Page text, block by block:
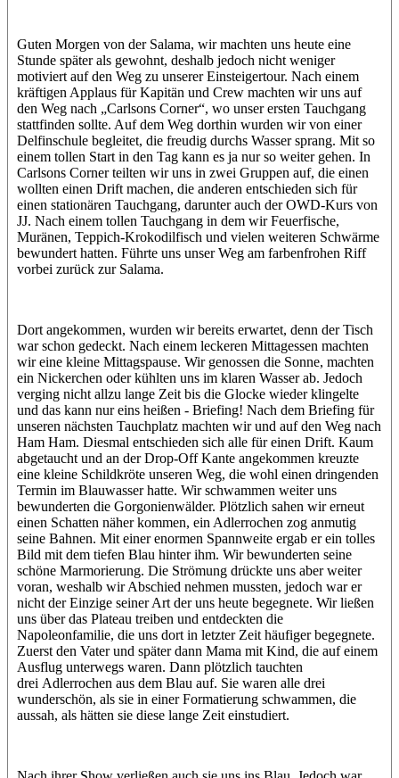
Guten Morgen von der Salama, wir machten uns heute eine
Stunde später als gewohnt, deshalb jedoch nicht weniger
motiviert auf den Weg zu unserer Einsteigertour. Nach einem
kräftigen Applaus für Kapitän und Crew machten wir uns auf
den Weg nach „Carlsons Corner“, wo unser ersten Tauchgang
stattfinden sollte. Auf dem Weg dorthin wurden wir von einer
Delfinschule begleitet, die freudig durchs Wasser sprang. Mit so
einem tollen Start in den Tag kann es ja nur so weiter gehen. In
Carlsons Corner teilten wir uns in zwei Gruppen auf, die einen
wollten einen Drift machen, die anderen entschieden sich für
einen stationären Tauchgang, darunter auch der OWD-Kurs von
JJ. Nach einem tollen Tauchgang in dem wir Feuerfische,
Muränen, Teppich-Krokodilfisch und vielen weiteren Schwärme
bewundert hatten. Führte uns unser Weg am farbenfrohen Riff
vorbei zurück zur Salama.
Dort angekommen, wurden wir bereits erwartet, denn der Tisch
war schon gedeckt. Nach einem leckeren Mittagessen machten
wir eine kleine Mittagspause. Wir genossen die Sonne, machten
ein Nickerchen oder kühlten uns im klaren Wasser ab. Jedoch
verging nicht allzu lange Zeit bis die Glocke wieder klingelte
und das kann nur eins heißen - Briefing! Nach dem Briefing für
unseren nächsten Tauchplatz machten wir und auf den Weg nach
Ham Ham. Diesmal entschieden sich alle für einen Drift. Kaum
abgetaucht und an der Drop-Off Kante angekommen kreuzte
eine kleine Schildkröte unseren Weg, die wohl einen dringenden
Termin im Blauwasser hatte. Wir schwammen weiter uns
bewunderten die Gorgonienwälder. Plötzlich sahen wir erneut
einen Schatten näher kommen, ein Adlerrochen zog anmutig
seine Bahnen. Mit einer enormen Spannweite ergab er ein tolles
Bild mit dem tiefen Blau hinter ihm. Wir bewunderten seine
schöne Marmorierung. Die Strömung drückte uns aber weiter
voran, weshalb wir Abschied nehmen mussten, jedoch war er
nicht der Einzige seiner Art der uns heute begegnete. Wir ließen
uns über das Plateau treiben und entdeckten die
Napoleonfamilie, die uns dort in letzter Zeit häufiger begegnete.
Zuerst den Vater und später dann Mama mit Kind, die auf einem
Ausflug unterwegs waren. Dann plötzlich tauchten
drei Adlerrochen aus dem Blau auf. Sie waren alle drei
wunderschön, als sie in einer Formatierung schwammen, die
aussah, als hätten sie diese lange Zeit einstudiert.